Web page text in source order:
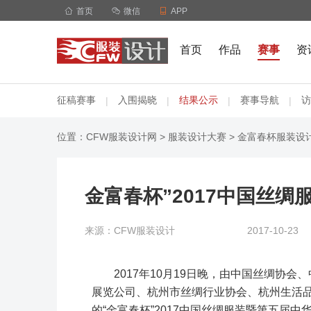
 首页  微信  APP
首页 作品 赛事 资
征稿赛事 | 入围揭晓 | 结果公示 | 赛事导航 |
位置： CFW服装设计网 > 服装设计大赛 > 金富春杯服装设
金富春杯”2017中国丝绸
来源：CFW服装设计 2017-10-23
2017年10月19日晚，由中国丝绸协会
展览公司、杭州市丝绸行业协会、杭州生活